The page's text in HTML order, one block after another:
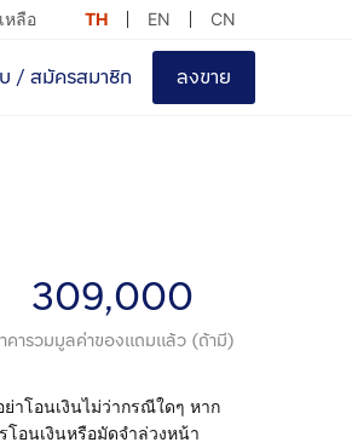
หลือ TH EN CN
/ สมัครสมาชิก ลงขาย
309,000
คารวมมูลค่าของแถมแล้ว (ถ้ามี)
าโอนเงินไม่ว่ากรณีใดๆ หาก
โอนเงินหรือมัดจำล่วงหน้า